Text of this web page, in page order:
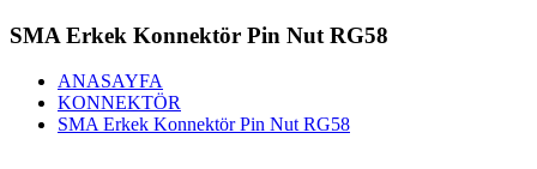
SMA Erkek Konnektör Pin Nut RG58
ANASAYFA
KONNEKTÖR
SMA Erkek Konnektör Pin Nut RG58